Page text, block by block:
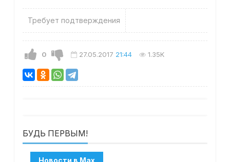
Требует подтверждения
0 27.05.2017 21:44 1.35K
БУДЬ ПЕРВЫМ!